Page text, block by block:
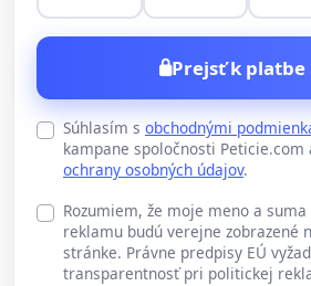
Prejsť k platbe
Súhlasím s obchodnými
kampane spoločnosti Peticie.com
ochrany osobných údajov.
Rozumiem, že moje meno a suma
reklamu budú verejne zobrazené
stránke. Právne predpisy EÚ
transparentnosť pri politickej